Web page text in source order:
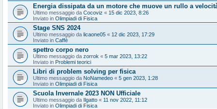
Energia dissipata da un motore che muove un rullo a
Ultimo messaggio da Cocoviz « 15 dic 2023, 8:26
Inviato in Olimpiadi di Fisica
Stage SNS 2024
Ultimo messaggio da licaone05 « 12 dic 2023, 17:29
Inviato in Caffè
spettro corpo nero
Ultimo messaggio da zorrok « 5 mar 2023, 13:22
Inviato in Problemi teorici
Libri di problem solving per fisica
Ultimo messaggio da NoNamedeo « 5 gen 2023, 1:28
Inviato in Olimpiadi di Fisica
Scuola Invernale 2023 NON Ufficiale
Ultimo messaggio da Ilgatto « 11 nov 2022, 11:12
Inviato in Olimpiadi di Fisica